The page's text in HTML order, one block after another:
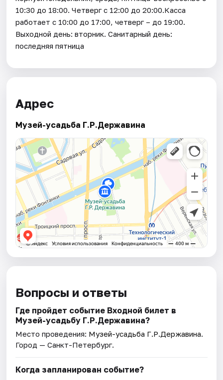
10:30 до 18:00. Четверг с 12:00 до 20:00.Касса
работает с 10:00 до 17:00, четверг – до 19:00.
Выходной день: вторник. Санитарный день:
последняя пятница
Адрес
Музей-усадьба Г.Р.Державина
Вопросы и ответы
Где пройдет событие Входной билет в
Музей-усадьбу Г.Р.Державина?
Место проведения: Музей-усадьба Г.Р.Державина.
Город — Санкт-Петербург.
Когда запланирован событие?